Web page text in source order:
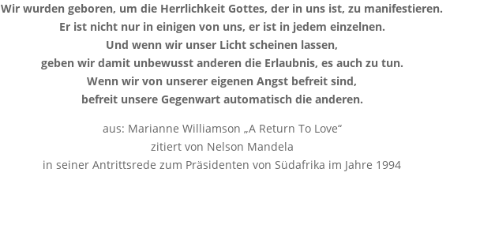
Wir wurden geboren, um die Herrlichkeit Gottes, der in uns ist, zu manifestieren.
Er ist nicht nur in einigen von uns, er ist in jedem einzelnen.
Und wenn wir unser Licht scheinen lassen,
geben wir damit unbewusst anderen die Erlaubnis, es auch zu tun.
Wenn wir von unserer eigenen Angst befreit sind,
befreit unsere Gegenwart automatisch die anderen.
aus: Marianne Williamson „A Return To Love“
zitiert von Nelson Mandela
in seiner Antrittsrede zum Präsidenten von Südafrika im Jahre 1994